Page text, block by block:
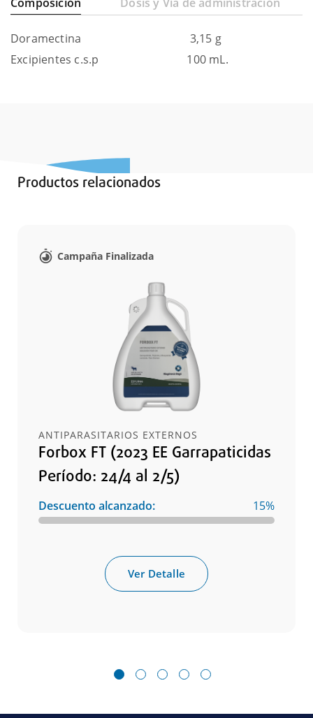
Doramectina 3,15 g
Excipientes c.s.p 100 mL.
Productos relacionados
Campaña Finalizada
ANTIPARASITARIOS EXTERNOS
Forbox FT (2023 EE Garrapaticidas
Período: 24/4 al 2/5)
Descuento alcanzado: 15%
Ver Detalle
1 2 3 4 5